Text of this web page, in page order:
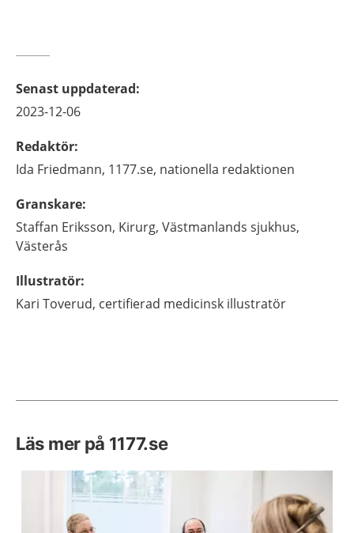
Senast uppdaterad:
2023-12-06
Redaktör:
Ida Friedmann, 1177.se, nationella redaktionen
Granskare:
Staffan Eriksson, Kirurg, Västmanlands sjukhus,
Västerås
Illustratör:
Kari Toverud, certifierad medicinsk illustratör
Läs mer på 1177.se